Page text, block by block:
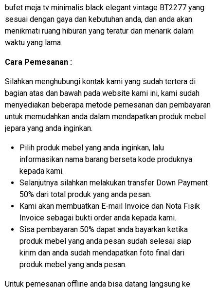
bufet meja tv minimalis black elegant vintage BT2277 yang
sesuai dengan gaya dan kebutuhan anda, dan anda akan
menikmati ruang hiburan yang teratur dan menarik dalam
waktu yang lama.
Cara Pemesanan :
Silahkan menghubungi kontak kami yang sudah tertera di
bagian atas dan bawah pada website kami ini, kami sudah
menyediakan beberapa metode pemesanan dan pembayaran
untuk memudahkan anda dalam mendapatkan produk mebel
jepara yang anda inginkan.
Pilih produk mebel yang anda inginkan, lalu
informasikan nama barang berseta kode produknya
kepada kami.
Selanjutnya silahkan melakukan transfer Down Payment
50% dari total produk yang anda pesan.
Kami akan membuatkan E-mail Invoice dan Nota Fisik
Invoice sebagai bukti order anda kepada kami.
Sisa pembayaran 50% dapat anda bayarkan ketika
produk mebel yang anda pesan sudah selesai siap
kirim dan anda sudah mendapatkan foto final dari
produk mebel yang anda pesan.
Untuk pemesanan offline anda bisa datang langsung ke